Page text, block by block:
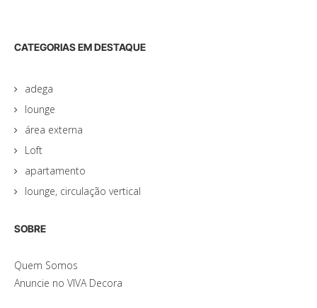
CATEGORIAS EM DESTAQUE
adega
lounge
área externa
Loft
apartamento
lounge, circulação vertical
SOBRE
Quem Somos
Anuncie no VIVA Decora